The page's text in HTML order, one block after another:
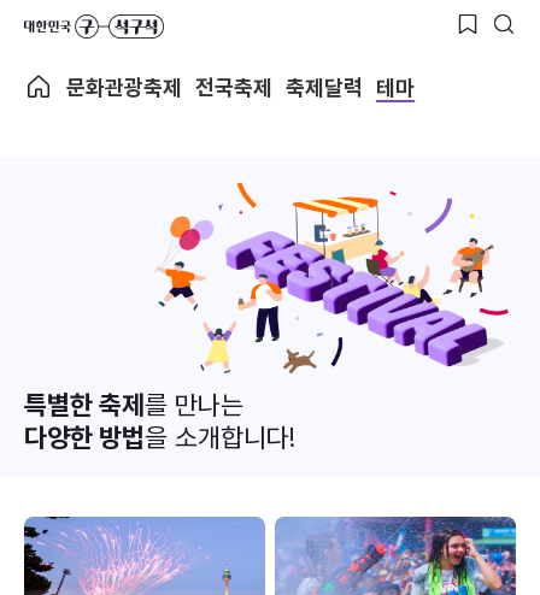
문화관광축제 전국축제 축제달력 테마
특별한 축제를 만나는
다양한 방법을 소개합니다!